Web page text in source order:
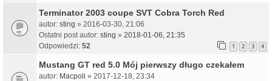
Terminator 2003 coupe SVT Cobra Torch Red
autor: sting » 2016-03-30, 21:06
Ostatni post autor: sting » 2018-01-06, 21:35
Odpowiedzi: 52 1 2 3 4
Mustang GT red 5.0 Mój pierwszy długo czekałem
autor: Macpoli » 2017-12-18, 23:34